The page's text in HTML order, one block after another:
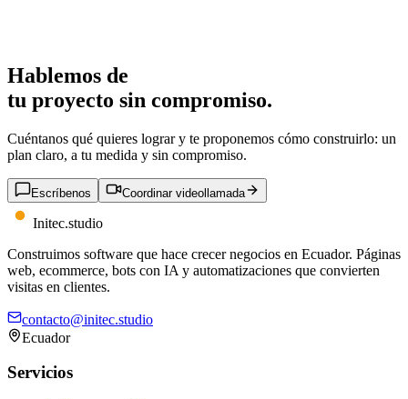
Hablemos de
tu proyecto sin compromiso.
Cuéntanos qué quieres lograr y te proponemos cómo construirlo: un
plan claro, a tu medida y sin compromiso.
Escríbenos Coordinar videollamada
Initec.studio
Construimos software que hace crecer negocios en Ecuador. Páginas
web, ecommerce, bots con IA y automatizaciones que convierten
visitas en clientes.
contacto@initec.studio
Ecuador
Servicios